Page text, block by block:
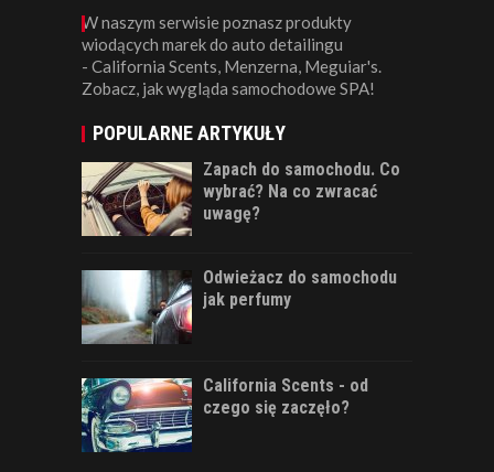
W naszym serwisie poznasz produkty
wiodących marek do auto detailingu
- California Scents, Menzerna, Meguiar's.
Zobacz, jak wygląda samochodowe SPA!
POPULARNE ARTYKUŁY
Zapach do samochodu. Co
wybrać? Na co zwracać
uwagę?
Odwieżacz do samochodu
jak perfumy
California Scents - od
czego się zaczęło?